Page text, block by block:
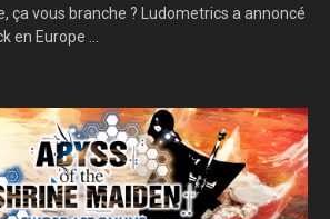
ça vous branche ? Ludometrics a annoncé
en Europe ...